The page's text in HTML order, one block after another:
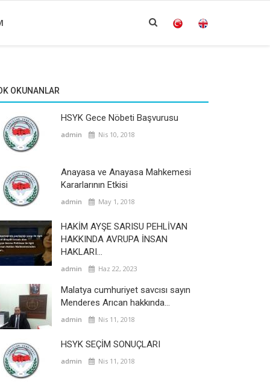
OKUNANLAR
HSYK Gece Nöbeti Başvurusu
admin Nis 10, 2018
Anayasa ve Anayasa Mahkemesi
Kararlarının Etkisi
admin May 1, 2018
HAKİM AYŞE SARISU PEHLİVAN
HAKKINDA AVRUPA İNSAN
HAKLARI...
admin Haz 22, 2023
Malatya cumhuriyet savcısı sayın
Menderes Arıcan hakkında...
admin Nis 11, 2018
HSYK SEÇİM SONUÇLARI
admin Nis 11, 2018